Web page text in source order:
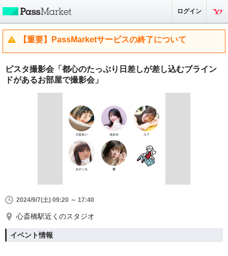
ログイン
【重要】PassMarketサービスの終了について
ピスタ撮影会「都心のたっぷり日差しが差し込むブライン
ドがあるお部屋で撮影会」
2024/9/7(土) 09:20 ～ 17:40
心斎橋駅近くのスタジオ
イベント情報